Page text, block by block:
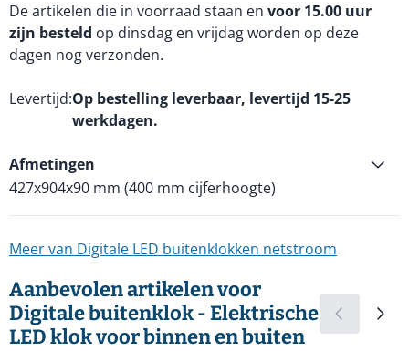
De artikelen die in voorraad staan en voor 15.00 uur
zijn besteld op dinsdag en vrijdag worden op deze
dagen nog verzonden.
Levertijd Op bestelling leverbaar, levertijd 15-25
werkdagen.
Afmetingen
427x904x90 mm (400 mm cijferhoogte)
Meer van Digitale LED buitenklokken netstroom
Aanbevolen artikelen voor
Digitale buitenklok - Elektrische
LED klok voor binnen en buiten